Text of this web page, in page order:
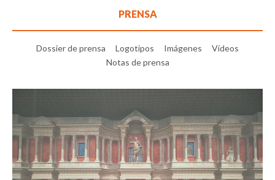
PRENSA
Dossier de prensa Logotipos Imágenes
Vídeos
Notas de prensa